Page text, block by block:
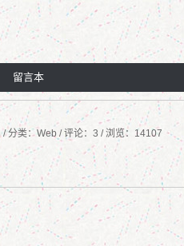
留言本
分类：Web / 评论：3 / 浏览：14107